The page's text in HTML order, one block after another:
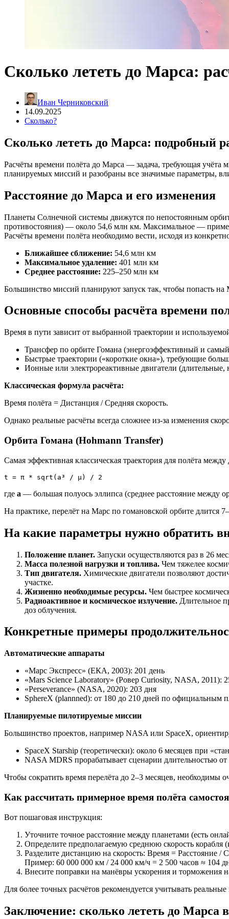
Сколько лететь до Марса:
Иван Черниковский
14.09.2025
Сколько?
Сколько лететь до Марса: подробный
Расчёты времени полёта до Марса — задача, требующая
планируемых миссий и разобраны все значимые параметры,
Расстояние до Марса и его изменения
Планеты Солнечной системы движутся по непостоянным
противостояния) — около 54,6 млн км. Максимальное —
Расчёты времени полёта необходимо вести, исходя из
Ближайшее сближение: 54,6 млн км
Максимальное удаление: 401 млн км
Среднее расстояние: 225–250 млн км
Большинство миссий планируют запуск так, чтобы попасть
Основные способы расчёта времени
Время в пути зависит от выбранной траектории и
Трансфер по орбите Гомана (энергоэффективный и
Быстрые траектории («короткие окна»), требующие
Ионные или электрореактивные двигатели
Классическая формула расчёта:
Время полёта = Дистанция / Средняя скорость.
Однако реальные расчёты всегда сложнее из-за изменения
Орбита Гомана (Hohmann Transfer)
Самая эффективная классическая траектория для полёта
t = π * sqrt(a³ / μ) / 2
где a — большая полуось эллипса (среднее расстояние между
На практике, перелёт на Марс по гомановской орбите длится
На какие параметры нужно обратить
Положение планет. Запуски осуществляются раз в 26
Масса полезной нагрузки и топлива. Чем тяжелее
Тип двигателя. Химические двигатели позволяют
участке.
Жизненно необходимые ресурсы. Чем быстрее
Радиоактивное и космическое излучение. Длительное
доз облучения.
Конкретные примеры
Автоматические аппараты
«Марс Экспресс» (ЕКА, 2003): 201 день
«Mars Science Laboratory» (Ровер Curiosity, NASA, 2011):
«Perseverance» (NASA, 2020): 203 дня
SphereX (plannned): от 180 до 210 дней по официальным
Планируемые пилотируемые миссии
Большинство проектов, например NASA или SpaceX,
SpaceX Starship (теоретически): около 6 месяцев при
NASA MDRS прорабатывает сценарии длительностью
Чтобы сократить время перелёта до 2–3 месяцев, необходимы
Как рассчитать примерное время полёта
Вот пошаговая инструкция:
Уточните точное расстояние между планетами (есть
Определите предполагаемую среднюю скорость
Разделите дистанцию на скорость: Время = Расстояние /
Пример: 60 000 000 км / 24 000 км/ч = 2 500 часов ≈ 104
Внесите поправки на манёвры ускорения и торможения
Для более точных расчётов рекомендуется учитывать
Заключение: сколько лететь до Марса